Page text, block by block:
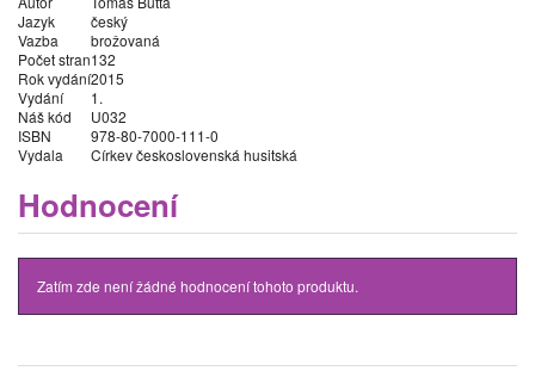
Jazyk
český
Vazba
brožovaná
Počet stran132
Rok vydání2015
Vydání
1.
Náš kód
U032
ISBN
978-80-7000-111-0
Vydala
Církev československá husitská
Hodnocení
Zatím zde není žádné hodnocení tohoto produktu.